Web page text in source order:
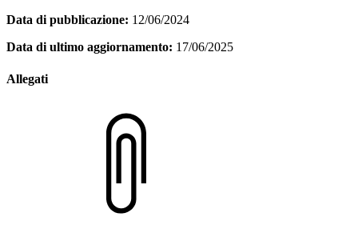
Data di pubblicazione: 12/06/2024
Data di ultimo aggiornamento: 17/06/2025
Allegati